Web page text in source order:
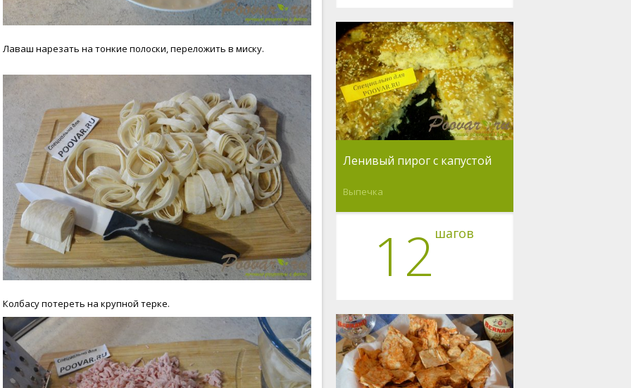
Лаваш нарезать на тонкие полоски, переложить в миску.
Колбасу потереть на крупной терке.
Ленивый пирог с капустой
Выпечка
12 шагов